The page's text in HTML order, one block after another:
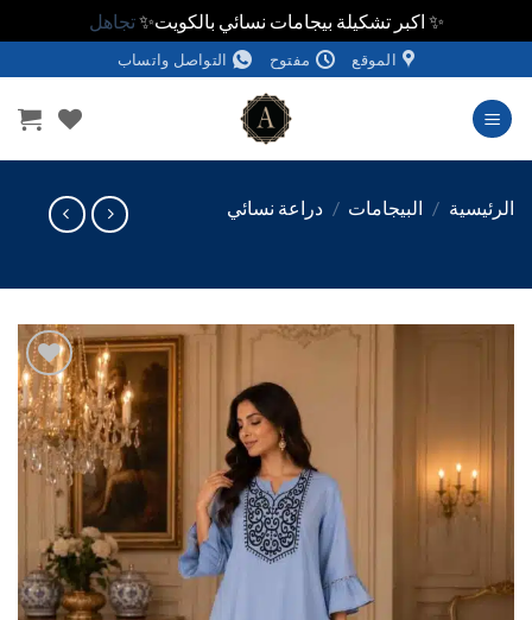
✨ اكبر تشكيلة بيجامات نسائي بالكويت✨تجاهل
الموقع مفتوح التواصل واتساب
/ البيجامات / دراعة نسائي
اضف
الي
المفضلة